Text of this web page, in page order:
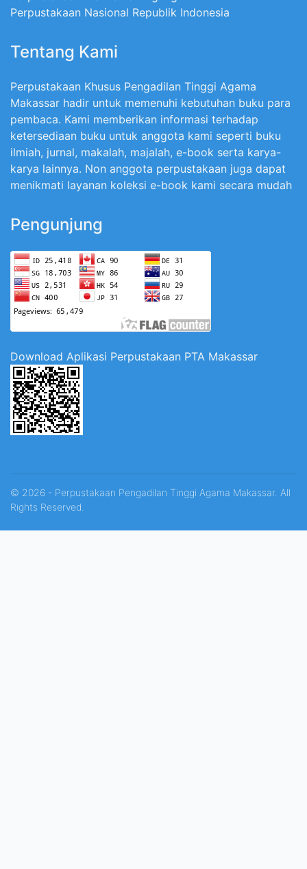
Perpustakaan Nasional Republik Indonesia
Tentang Kami
Perpustakaan Khusus Pengadilan Tinggi Agama
Makassar hadir untuk memenuhi kebutuhan buku para
pembaca. Kami memberikan informasi terhadap
ketersediaan buku untuk anggota kami seperti buku
ilmiah, jurnal, makalah, majalah, e-book serta karya-
karya lainnya. Non anggota perpustakaan juga dapat
menikmati layanan koleksi e-book kami secara mudah
Pengunjung
Download Aplikasi Perpustakaan PTA Makassar
© 2026 - Perpustakaan Pengadilan Tinggi Agama Makassar. All
Rights Reserved.